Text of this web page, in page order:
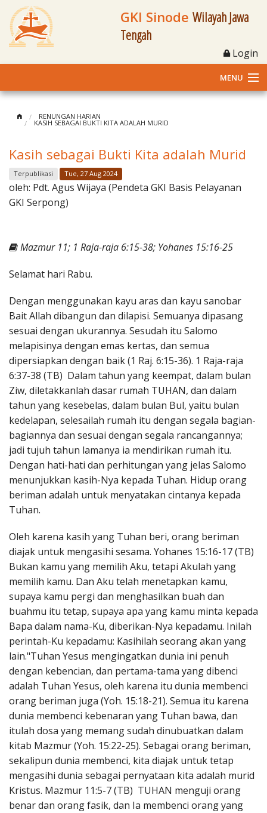
GKI Sinode Wilayah Jawa
Tengah
Login
MENU
Klasis dan Jemaat
Berita Kegiatan
Materi
Penerbitan
RENUNGAN HARIAN
KASIH SEBAGAI BUKTI KITA ADALAH MURID
Kasih sebagai Bukti Kita adalah Murid
Terpublikasi Tue, 27 Aug 2024
oleh: Pdt. Agus Wijaya (Pendeta GKI Basis Pelayanan
GKI Serpong)
Mazmur 11; 1 Raja-raja 6:15-38; Yohanes 15:16-25
Selamat hari Rabu.
Dengan menggunakan kayu aras dan kayu sanobar
Bait Allah dibangun dan dilapisi. Semuanya dipasang
sesuai dengan ukurannya. Sesudah itu Salomo
melapisinya dengan emas kertas, dan semua
dipersiapkan dengan baik (1 Raj. 6:15-36). 1 Raja-raja
6:37-38 (TB) Dalam tahun yang keempat, dalam bulan
Ziw, diletakkanlah dasar rumah TUHAN, dan dalam
tahun yang kesebelas, dalam bulan Bul, yaitu bulan
kedelapan, selesailah rumah itu dengan segala bagian-
bagiannya dan sesuai dengan segala rancangannya;
jadi tujuh tahun lamanya ia mendirikan rumah itu.
Dengan hati-hati dan perhitungan yang jelas Salomo
menunjukkan kasih-Nya kepada Tuhan. Hidup orang
beriman adalah untuk menyatakan cintanya kepada
Tuhan.
Oleh karena kasih yang Tuhan beri, orang beriman
diajak untuk mengasihi sesama. Yohanes 15:16-17 (TB)
Bukan kamu yang memilih Aku, tetapi Akulah yang
memilih kamu. Dan Aku telah menetapkan kamu,
supaya kamu pergi dan menghasilkan buah dan
buahmu itu tetap, supaya apa yang kamu minta kepada
Bapa dalam nama-Ku, diberikan-Nya kepadamu. Inilah
perintah-Ku kepadamu: Kasihilah seorang akan yang
lain."Tuhan Yesus mengingatkan dunia ini penuh
dengan kebencian, dan pertama-tama yang dibenci
adalah Tuhan Yesus, oleh karena itu dunia membenci
orang beriman juga (Yoh. 15:18-21). Semua itu karena
dunia membenci kebenaran yang Tuhan bawa, dan
itulah dosa yang memang sudah dinubuatkan dalam
kitab Mazmur (Yoh. 15:22-25). Sebagai orang beriman,
sekalipun dunia membenci, kita diajak untuk tetap
mengasihi dunia sebagai pernyataan kita adalah murid
Kristus. Mazmur 11:5-7 (TB) TUHAN menguji orang
benar dan orang fasik, dan Ia membenci orang yang